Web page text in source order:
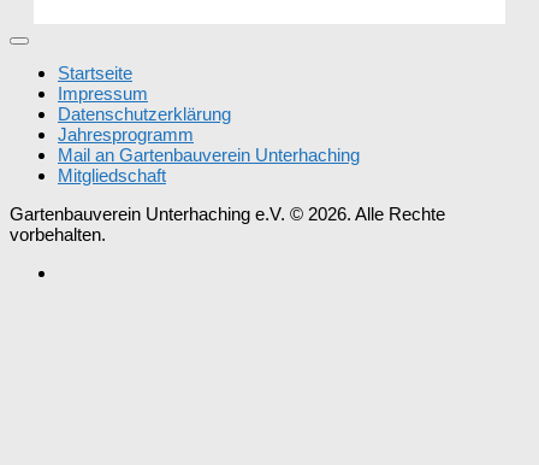
Startseite
Impressum
Datenschutzerklärung
Jahresprogramm
Mail an Gartenbauverein Unterhaching
Mitgliedschaft
Gartenbauverein Unterhaching e.V. © 2026. Alle Rechte
vorbehalten.